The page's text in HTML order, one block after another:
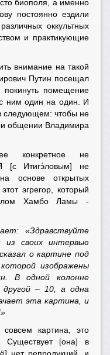
биополя, а именно
постоянно ездили
оккультных
и практикующие
внимание на такой
Путин посещал
покинуть помещение
с ним один на один. И
следующем: чтобы не
общении Владимира
конкретное не
[с Итигэ́ловым] не
основе открытых
эгрегор, который
Хамбо Ламы -
«Здравствуйте
из своих интервью
о картине под
изображены
В одной колонне
другой – 10, а одна
эта картина, и
картина, это
Существует [она] в